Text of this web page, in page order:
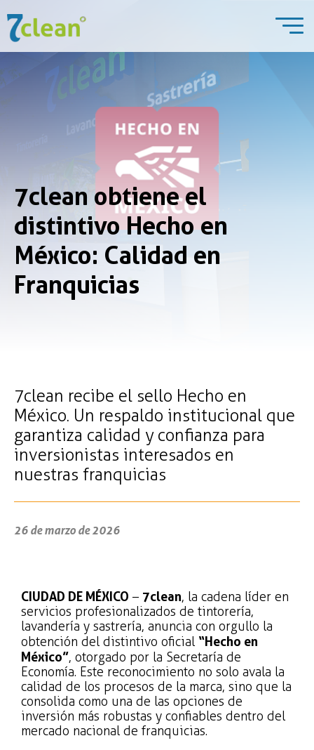
7clean obtiene el
distintivo Hecho en
México: Calidad en
Franquicias
7clean recibe el sello Hecho en
México. Un respaldo institucional que
garantiza calidad y confianza para
inversionistas interesados en
nuestras franquicias
26 de marzo de 2026
CIUDAD DE MÉXICO – 7clean, la cadena líder en
servicios profesionalizados de tintorería,
lavandería y sastrería, anuncia con orgullo la
obtención del distintivo oficial “Hecho en
México”, otorgado por la Secretaría de
Economía. Este reconocimiento no solo avala la
calidad de los procesos de la marca, sino que la
consolida como una de las opciones de
inversión más robustas y confiables dentro del
mercado nacional de franquicias.